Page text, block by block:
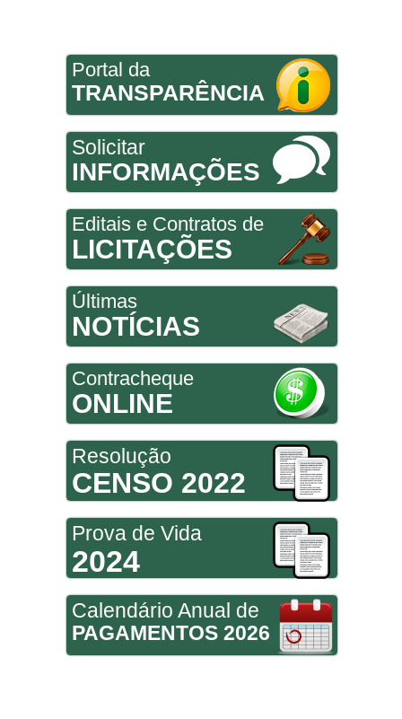
Portal da
TRANSPARÊNCIA
Solicitar
INFORMAÇÕES
Editais e Contratos de
LICITAÇÕES
Últimas
NOTÍCIAS
Contracheque
ONLINE
Resolução
CENSO 2022
Prova de Vida
2024
Calendário Anual de
PAGAMENTOS 2026